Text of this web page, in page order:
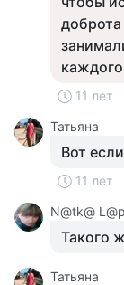
11 лет
Татьяна
Вот
11 лет
N@tk@
Такого
Татьяна